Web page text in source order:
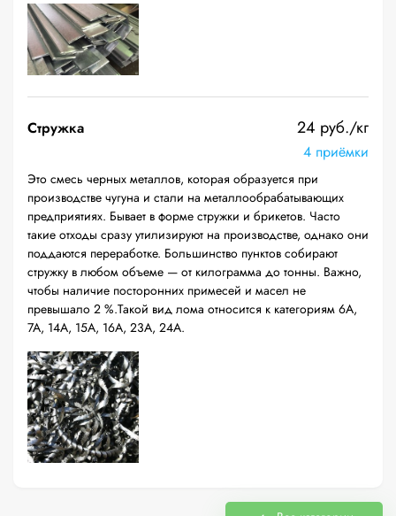
Стружка 24 руб./кг
4 приёмки
Это смесь черных металлов, которая образуется при
производстве чугуна и стали на металлообрабатывающих
предприятиях. Бывает в форме стружки и брикетов. Часто
такие отходы сразу утилизируют на производстве, однако они
поддаются переработке. Большинство пунктов собирают
стружку в любом объеме — от килограмма до тонны. Важно,
чтобы наличие посторонних примесей и масел не
превышало 2 %.Такой вид лома относится к категориям 6А,
7А, 14А, 15А, 16А, 23А, 24А.